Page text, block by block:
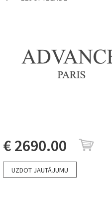
€ 2690.00
UZDOT JAUTĀJUMU